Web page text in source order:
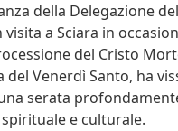
della Delegazione
visita a Sciara in
del Cristo
del Venerdì Santo, ha
serata
e culturale.